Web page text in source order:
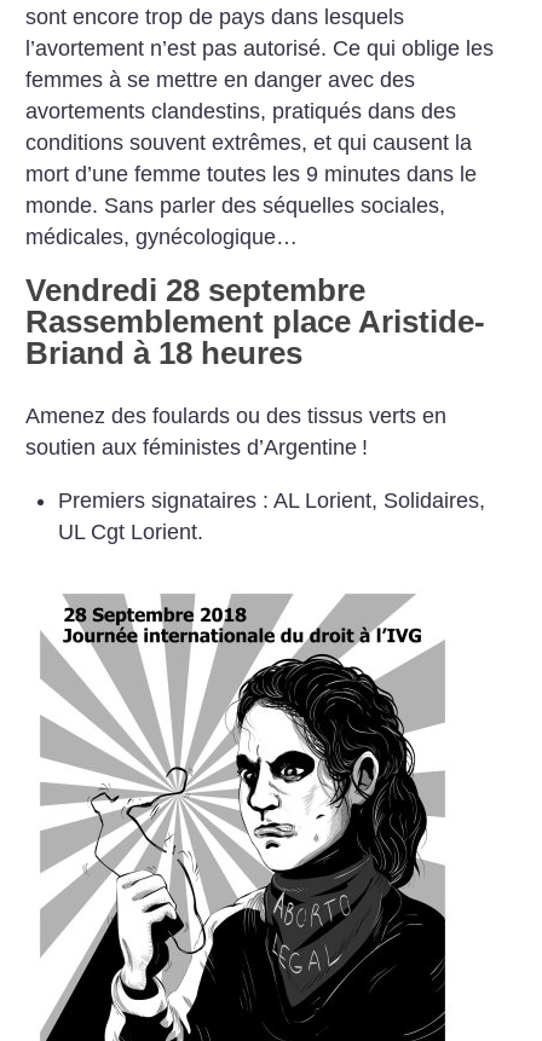
sont encore trop de pays dans lesquels
l’avortement n’est pas autorisé. Ce qui oblige les
femmes à se mettre en danger avec des
avortements clandestins, pratiqués dans des
conditions souvent extrêmes, et qui causent la
mort d’une femme toutes les 9 minutes dans le
monde. Sans parler des séquelles sociales,
médicales, gynécologique…
Vendredi 28 septembre
Rassemblement place Aristide-
Briand à 18 heures
Amenez des foulards ou des tissus verts en
soutien aux féministes d’Argentine !
Premiers signataires : AL Lorient, Solidaires,
UL Cgt Lorient.